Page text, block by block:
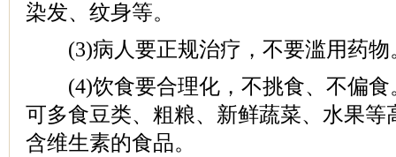
染发、纹身等。
(3)病人要正规治疗，不要滥用药物
(4)饮食要合理化，不挑食、不偏食
可多食豆类、粗粮、新鲜蔬菜、水果等
含维生素的食品。